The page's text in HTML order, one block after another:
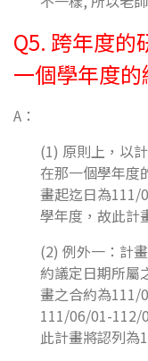
Q5. 跨年度的
一個學年度的
A：
(1) 原則上，以
在那一個學年度
畫起迄日為
學年度，故此計
(2) 例外一：計
約議定日期所屬
畫之合約為111/
111/06/01-112/
此計畫將認列為